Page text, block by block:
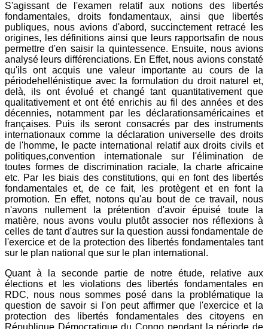
S'agissant de l'examen relatif aux notions des libertés
fondamentales, droits fondamentaux, ainsi que libertés
publiques, nous avions d'abord, succinctement retracé les
origines, les définitions ainsi que leurs rapportsafin de nous
permettre d'en saisir la quintessence. Ensuite, nous avions
analysé leurs différenciations. En Effet, nous avions constaté
qu'ils ont acquis une valeur importante au cours de la
périodehellénistique avec la formulation du droit naturel et,
delà, ils ont évolué et changé tant quantitativement que
qualitativement et ont été enrichis au fil des années et des
décennies, notamment par les déclarationsaméricaines et
françaises. Puis ils seront consacrés par des instruments
internationaux comme la déclaration universelle des droits
de l'homme, le pacte international relatif aux droits civils et
politiques,convention internationale sur l'élimination de
toutes formes de discrimination raciale, la charte africaine
etc. Par les biais des constitutions, qui en font des libertés
fondamentales et, de ce fait, les protègent et en font la
promotion. En effet, notons qu'au bout de ce travail, nous
n'avons nullement la prétention d'avoir épuisé toute la
matière, nous avons voulu plutôt associer nos réflexions à
celles de tant d'autres sur la question aussi fondamentale de
l'exercice et de la protection des libertés fondamentales tant
sur le plan national que sur le plan international.
Quant à la seconde partie de notre étude, relative aux
élections et les violations des libertés fondamentales en
RDC, nous nous sommes posé dans la problématique la
question de savoir si l'on peut affirmer que l'exercice et la
protection des libertés fondamentales des citoyens en
République Démocratique du Congo pendant la période de